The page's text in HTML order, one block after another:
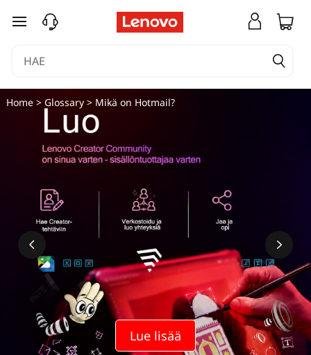
siirry pääsisältöön
Lue lisää
Home> Glossary> Mikä on Hotmail?